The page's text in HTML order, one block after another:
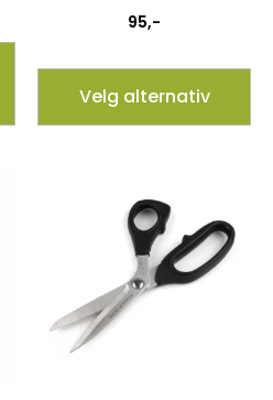
95,-
Velg alternativ